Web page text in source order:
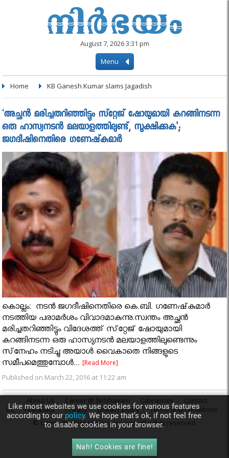
August 7, 2026 3:31 pm
Menu
Home KB Ganesh Kumar slams Jagadish
‘അച്ഛന്‍ മരിച്ചതറിഞ്ഞിട്ടും സ്‌റ്റേജ് ഷോയുമായി കറങ്ങിനടന്ന
ഒരു ഹാസ്യനടന്‍ മലയാളത്തിലുണ്ട്, സൂക്ഷിക്കുക';
ജഗദീഷിനെതിരെ ഗണേഷ്‌കുമാര്‍
കൊല്ലം: നടന്‍ ജഗദീഷിനെതിരെ കെ.ബി. ഗണേഷ്‌കുമാര്‍
നടത്തിയ പരാമര്‍ശം വിവാദമാകുന്നു.സ്വന്തം അച്ഛന്‍
മരിച്ചതറിഞ്ഞിട്ടും വിദേശത്ത് സ്‌റ്റേജ് ഷോയുമായി
കറങ്ങിനടന്ന ഒരു ഹാസ്യനടന്‍ മലയാളത്തിലുണ്ടെന്നും
സ്‌നേഹം നടിച്ചു അയാള്‍ വൈകാതെ നിങ്ങളുടെ
സമീപമെത്തുമ്പോള്‍...[Read More]
Published on March 22, 2016 at 11:22 am
About Us Career @ Nirbhayam Categories
Contact
Us
Feedback Privacy privacy policy
Terms and Conditions
© Copyright 2016Nirbhayam.com. All rights reserved.
Like most websites we use cookies for various features
according to our policy. We hope that’s ok, if not feel free
to disable cookies in your browser.
Nah! Cookies are fine!